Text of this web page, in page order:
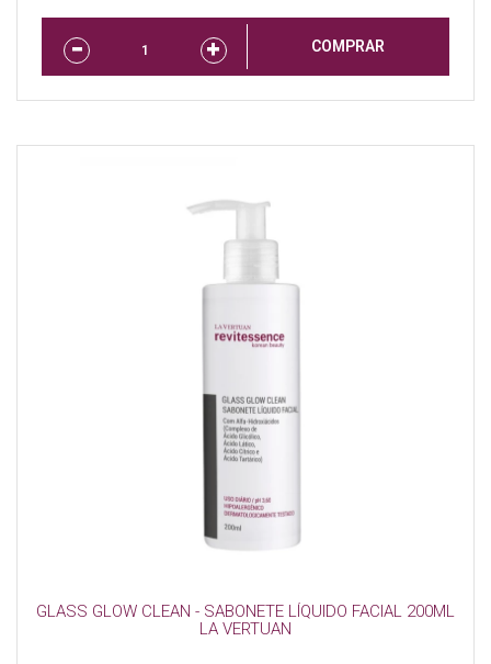
COMPRAR
GLASS GLOW CLEAN - SABONETE LÍQUIDO FACIAL 200ML
LA VERTUAN